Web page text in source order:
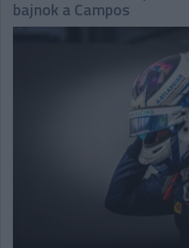
bajnok a Campos